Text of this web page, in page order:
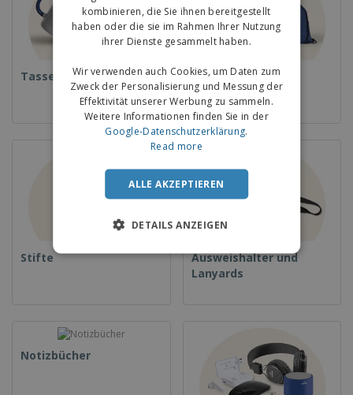
Tassen Rucksäcke
Stifte
Ausweishalter und
Lanyards
Notizbücher
kombinieren, die Sie ihnen bereitgestellt
haben oder die sie im Rahmen Ihrer Nutzung
ihrer Dienste gesammelt haben.
Wir verwenden auch Cookies, um Daten zum
Zweck der Personalisierung und Messung der
Effektivität unserer Werbung zu sammeln.
Weitere Informationen finden Sie in der
Google-Datenschutzerklärung.
Read more
ALLE AKZEPTIEREN
DETAILS ANZEIGEN